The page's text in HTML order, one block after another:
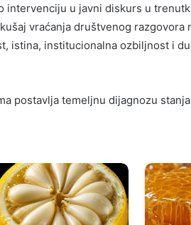
intervenciju u javni diskurs u
vraćanja društvenog razgovora
istina, institucionalna ozbiljnost i
postavlja temeljnu dijagnozu